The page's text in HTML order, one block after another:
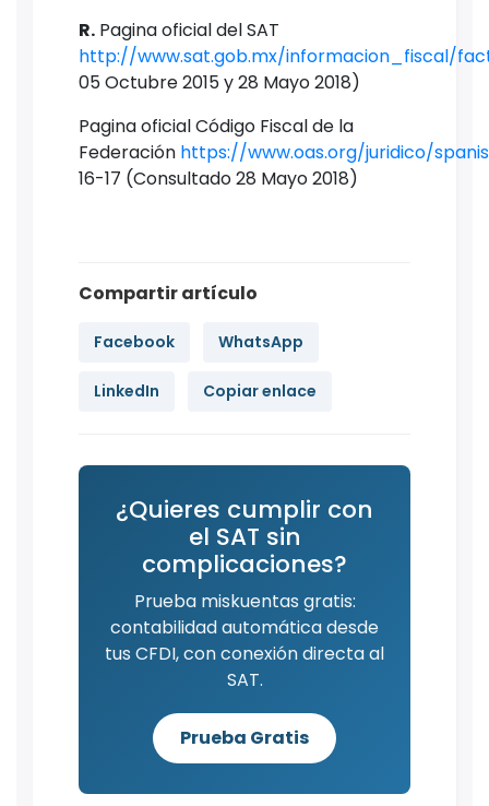
R. Pagina oficial del SAT
http://www.sat.gob.mx/informacion_fiscal/
05 Octubre 2015 y 28 Mayo 2018)
Pagina oficial Código Fiscal de la
Federación https://www.oas.org/juridico/
16-17 (Consultado 28 Mayo 2018)
Compartir artículo
Facebook WhatsApp
LinkedIn Copiar enlace
¿Quieres cumplir con
el SAT sin
complicaciones?
Prueba miskuentas gratis:
contabilidad automática desde
tus CFDI, con conexión directa al
SAT.
Prueba Gratis